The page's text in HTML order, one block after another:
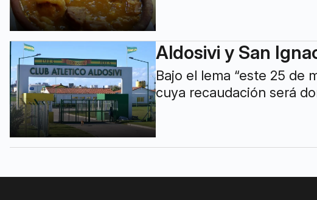
Aldosivi y San
Bajo el lema “este 25 de
cuya recaudación será